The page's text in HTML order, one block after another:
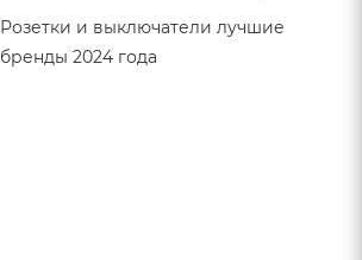
Розетки и выключатели лучшие
бренды 2024 года